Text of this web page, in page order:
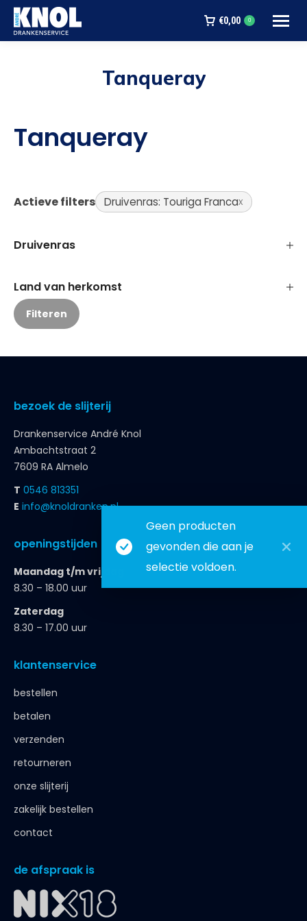
€0,00 0
Tanqueray
Geen producten
gevonden die aan je
selectie voldoen.
Tanqueray
Actieve filters Druivenras: Touriga Franca
Druivenras
Land van herkomst
Filteren
bezoek de slijterij
Drankenservice André Knol
Ambachtstraat 2
7609 RA Almelo
T 0546 813351
E info@knoldranken.nl
openingstijden
Maandag t/m vrijdag
8.30 – 18.00 uur
Zaterdag
8.30 – 17.00 uur
klantenservice
bestellen
betalen
verzenden
retourneren
onze slijterij
zakelijk bestellen
contact
de afspraak is